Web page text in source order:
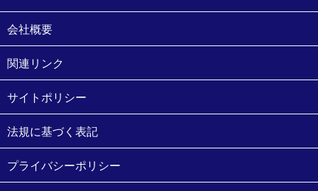
会社概要
関連リンク
サイトポリシー
法規に基づく表記
プライバシーポリシー